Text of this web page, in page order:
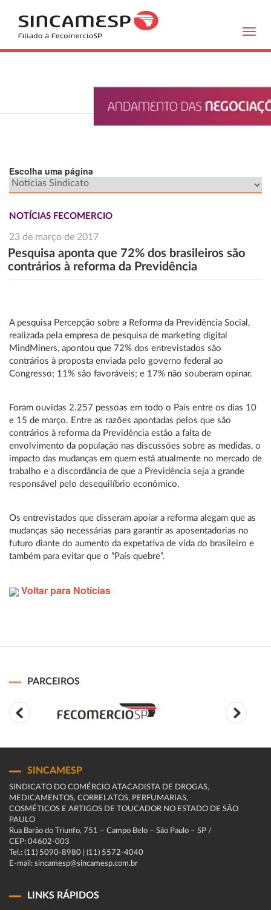
Escolha uma página
NOTÍCIAS FECOMERCIO
23 de março de 2017
Pesquisa aponta que 72% dos brasileiros são
contrários à reforma da Previdência
A pesquisa Percepção sobre a Reforma da Previdência Social,
realizada pela empresa de pesquisa de marketing digital
MindMiners, apontou que 72% dos entrevistados são
contrários à proposta enviada pelo governo federal ao
Congresso; 11% são favoráveis; e 17% não souberam opinar.
Foram ouvidas 2.257 pessoas em todo o País entre os dias 10
e 15 de março. Entre as razões apontadas pelos que são
contrários à reforma da Previdência estão a falta de
envolvimento da população nas discussões sobre as medidas, o
impacto das mudanças em quem está atualmente no mercado de
trabalho e a discordância de que a Previdência seja a grande
responsável pelo desequilíbrio econômico.
Os entrevistados que disseram apoiar a reforma alegam que as
mudanças são necessárias para garantir as aposentadorias no
futuro diante do aumento da expetativa de vida do brasileiro e
também para evitar que o “País quebre”.
Voltar para Notícias
PARCEIROS
SINCAMESP
SINDICATO DO COMÉRCIO ATACADISTA DE DROGAS,
MEDICAMENTOS, CORRELATOS, PERFUMARIAS,
COSMÉTICOS E ARTIGOS DE TOUCADOR NO ESTADO DE SÃO
PAULO
Rua Barão do Triunfo, 751 – Campo Belo – São Paulo – SP /
CEP: 04602-003
Tel.: (11) 5090-8980 | (11) 5572-4040
E-mail: sincamesp@sincamesp.com.br
LINKS RÁPIDOS